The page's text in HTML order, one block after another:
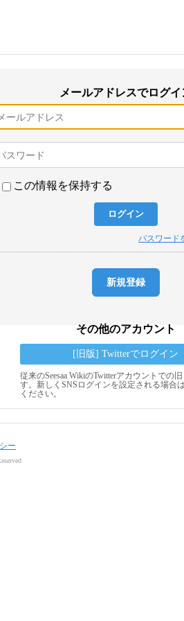
メールアドレスでログイ
この情報を保持する
パスワード
新規登録
その他のアカウント
[旧版] Twitterでログイン
従来のSeesaa WikiのTwitterアカウントでの
す。新しくSNSログインを設定される場合
ください。
ー